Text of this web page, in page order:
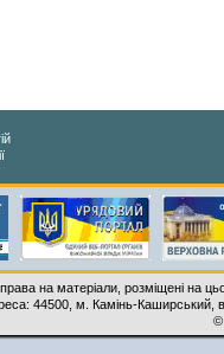
права на матеріали, розміщені на
44500, м. Камінь-Каширський,
©